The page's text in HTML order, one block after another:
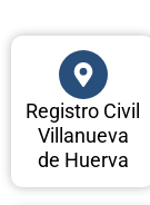
Registro Civil
Villanueva
de Huerva